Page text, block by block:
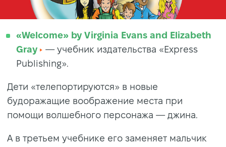
«Welcome» by Virginia Evans and Elizabeth
Gray
— учебник издательства «Express
Publishing».
Дети «телепортируются» в новые
будоражащие воображение места при
помощи волшебного персонажа — джина.
А в третьем учебнике его заменяет мальчик